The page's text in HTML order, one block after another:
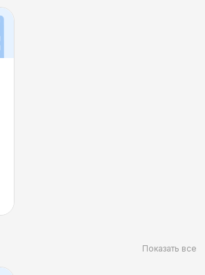
Показать все